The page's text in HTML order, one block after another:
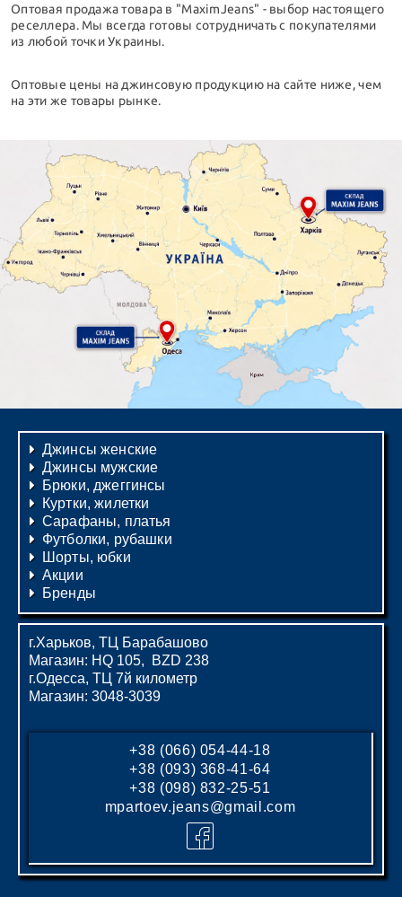
Оптовая продажа товара в "MaximJeans" - выбор настоящего
реселлера. Мы всегда готовы сотрудничать с покупателями
из любой точки Украины.
Оптовые цены на джинсовую продукцию на сайте ниже, чем
на эти же товары рынке.
Джинсы женские
Джинсы мужские
Брюки, джеггинсы
Куртки, жилетки
Сарафаны, платья
Футболки, рубашки
Шорты, юбки
Акции
Бренды
г.Харьков, ТЦ Барабашово
Магазин: HQ 105, BZD 238
г.Одесса, ТЦ 7й километр
Магазин: 3048-3039
+38 (066) 054-44-18
+38 (093) 368-41-64
+38 (098) 832-25-51
mpartoev.jeans@gmail.com